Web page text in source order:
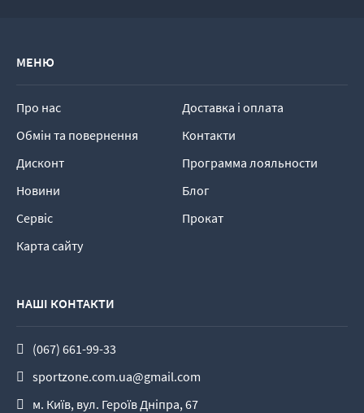
МЕНЮ
Про нас
Доставка і оплата
Обмін та повернення
Контакти
Дисконт
Программа лояльности
Новини
Блог
Сервіс
Прокат
Карта сайту
НАШІ КОНТАКТИ
(067) 661-99-33
sportzone.com.ua@gmail.com
м. Київ, вул. Героїв Дніпра, 67